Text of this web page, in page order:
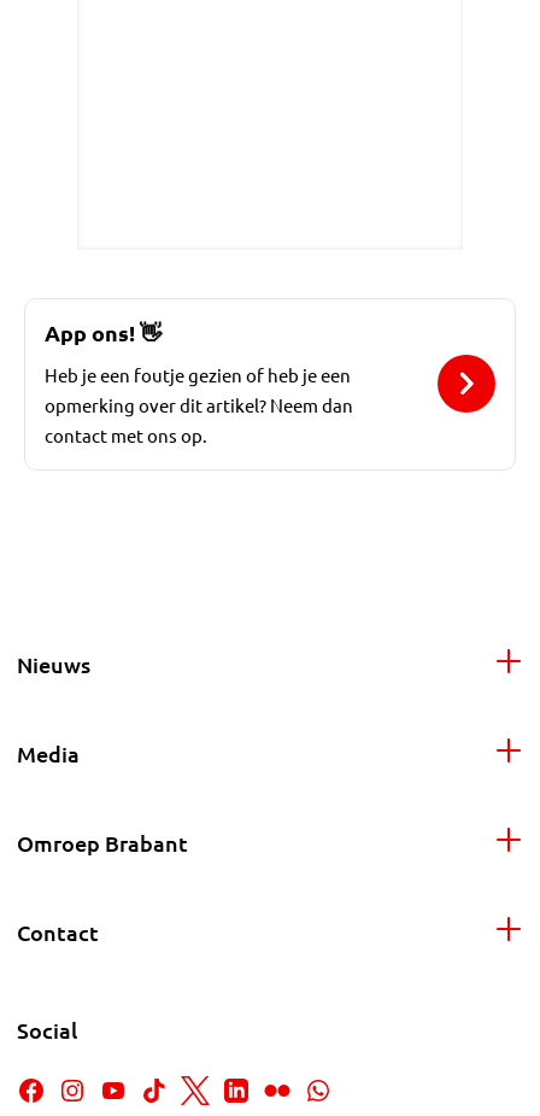
App ons!👋
Heb je een foutje gezien of heb je een
opmerking over dit artikel? Neem dan
contact met ons op.
Nieuws
Media
Omroep Brabant
Contact
Social